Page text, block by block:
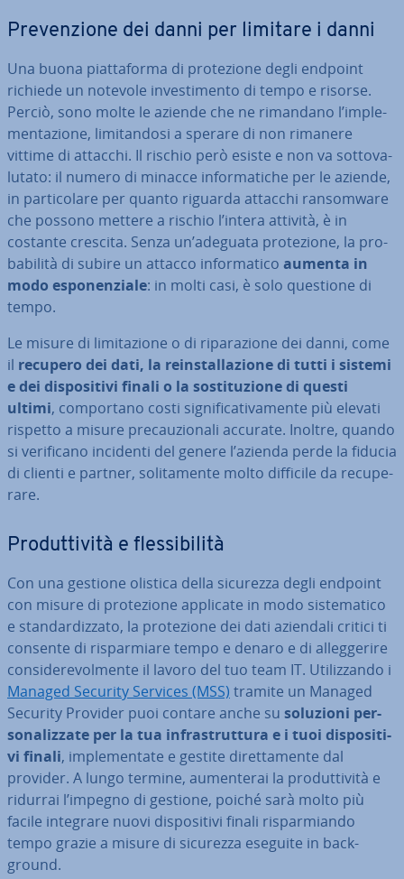
Pre­ven­zio­ne dei danni per limitare i danni
Una buona piat­ta­for­ma di pro­te­zio­ne degli endpoint
richiede un notevole in­ve­sti­men­to di tempo e risorse.
Perciò, sono molte le aziende che ne rimandano l’im­ple­
men­ta­zio­ne, li­mi­tan­do­si a sperare di non rimanere
vittime di attacchi. Il rischio però esiste e non va sot­to­va­
lu­ta­to: il numero di minacce in­for­ma­ti­che per le aziende,
in par­ti­co­la­re per quanto riguarda attacchi ran­som­ware
che possono mettere a rischio l’intera attività, è in
costante crescita. Senza un’adeguata pro­te­zio­ne, la pro­
ba­bi­li­tà di subire un attacco in­for­ma­ti­co aumenta in
modo espo­nen­zia­le: in molti casi, è solo questione di
tempo.
Le misure di li­mi­ta­zio­ne o di ri­pa­ra­zio­ne dei danni, come
il recupero dei dati, la rein­stal­la­zio­ne di tutti i sistemi
e dei di­spo­si­ti­vi finali o la so­sti­tu­zio­ne di questi
ultimi, com­por­ta­no costi si­gni­fi­ca­ti­va­men­te più elevati
rispetto a misure pre­cau­zio­na­li accurate. Inoltre, quando
si ve­ri­fi­ca­no incidenti del genere l’azienda perde la fiducia
di clienti e partner, so­li­ta­men­te molto difficile da re­cu­pe­
ra­re.
Pro­dut­ti­vi­tà e fles­si­bi­li­tà
Con una gestione olistica della sicurezza degli endpoint
con misure di pro­te­zio­ne applicate in modo si­ste­ma­ti­co
e stan­dar­diz­za­to, la pro­te­zio­ne dei dati aziendali critici ti
consente di ri­spar­mia­re tempo e denaro e di al­leg­ge­ri­re
con­si­de­re­vol­men­te il lavoro del tuo team IT. Uti­liz­zan­do i
Managed Security Services (MSS) tramite un Managed
Security Provider puoi contare anche su soluzioni per­
so­na­liz­za­te per la tua in­fra­strut­tu­ra e i tuoi di­spo­si­ti­
vi finali, im­ple­men­ta­te e gestite di­ret­ta­men­te dal
provider. A lungo termine, au­men­te­rai la pro­dut­ti­vi­tà e
ridurrai l’impegno di gestione, poiché sarà molto più
facile integrare nuovi di­spo­si­ti­vi finali ri­spar­mian­do
tempo grazie a misure di sicurezza eseguite in back­
ground.